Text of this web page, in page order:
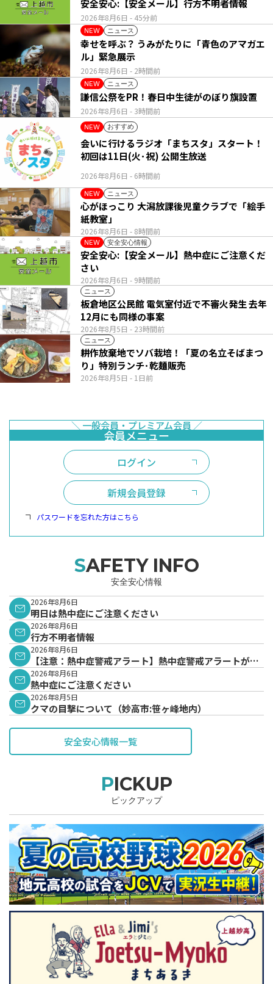
2026年8月6日 - 45分前
安全安心:【安全メール】行方不明者情報
NEW ニュース
2026年8月6日 - 2時間前
幸せを呼ぶ？ うみがたりに「青色のアマガエ
ル」緊急展示
NEW ニュース
2026年8月6日 - 3時間前
謙信公祭をPR！春日中生徒がのぼり旗設置
NEW おすすめ
2026年8月6日 - 6時間前
会いに行けるラジオ「まちスタ」スタート！
初回は11日(火･祝) 公開生放送
NEW ニュース
2026年8月6日 - 8時間前
心がほっこり 大潟放課後児童クラブで「絵手
紙教室」
NEW 安全安心情報
2026年8月6日 - 9時間前
安全安心:【安全メール】熱中症にご注意くだ
さい
ニュース
2026年8月5日 - 23時間前
板倉地区公民館 電気室付近で不審火発生 去年
12月にも同様の事案
ニュース
2026年8月5日 - 1日前
耕作放棄地でソバ栽培！「夏の名立そばまつ
り」特別ランチ･乾麺販売
ログイン
新規会員登録
パスワードを忘れた方はこちら
SAFETY INFO
安全安心情報
2026年8月6日
明日は熱中症にご注意ください
2026年8月6日
行方不明者情報
2026年8月6日
【注意：熱中症警戒アラート】熱中症警戒アラートが発
表されています。
2026年8月6日
熱中症にご注意ください
2026年8月5日
クマの目撃について（妙高市:笹ヶ峰地内）
安全安心情報一覧
PICKUP
ピックアップ